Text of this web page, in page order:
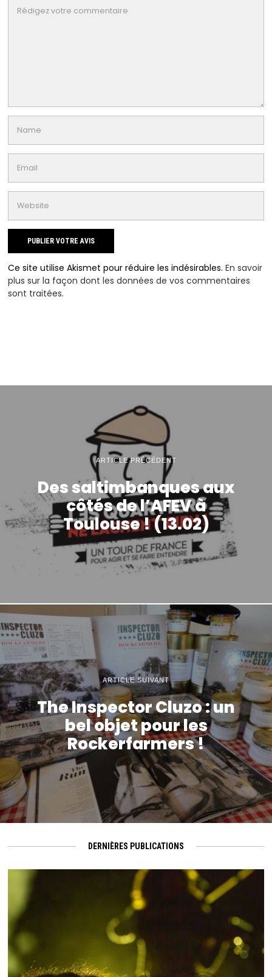
Ce site utilise Akismet pour réduire les indésirables.En savoir
plus sur la façon dont les données de vos commentaires
sont traitées.
ARTICLE PRÉCÉDENT
Des saltimbanques aux
côtés de l’AFEV à
Toulouse ! (13.02)
ARTICLE SUIVANT
The Inspector Cluzo : un
bel objet pour les
Rockerfarmers !
DERNIÈRES PUBLICATIONS